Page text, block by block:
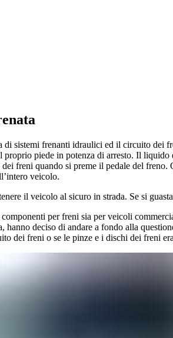
sistemi frenanti idraulici ed il circuito dei
proprio piede in potenza di arresto. Il
freni quando si preme il pedale del freno.
veicolo.
il veicolo al sicuro in strada. Se si
per freni sia per veicoli
hanno deciso di andare a fondo alla
dei freni o se le pinze e i dischi dei freni